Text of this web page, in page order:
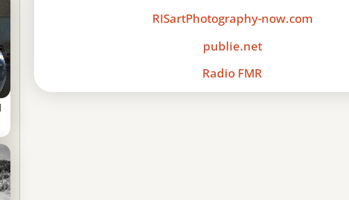
RISartPhotography-now.com
publie.net
Radio FMR